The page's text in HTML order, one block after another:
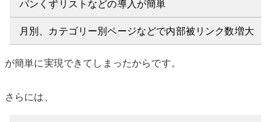
パンくずリストなどの導入が簡単
月別、カテゴリー別ページなどで内部被リンク数増大
が簡単に実現できてしまったからです。
さらには、